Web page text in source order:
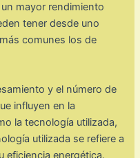
mayor rendimiento
tener desde uno
comunes los de
y el número de
influyen en la
la tecnología utilizada,
utilizada se refiere a
eficiencia energética.